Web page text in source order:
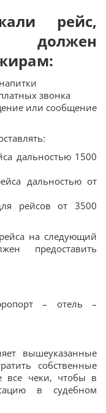
рейс,
должен
звонка
или сообщение
дальностью 1500
дальностью от
рейсов от 3500
на следующий
предоставить
– отель –
вышеуказанные
собственные
все чеки, чтобы в
в судебном